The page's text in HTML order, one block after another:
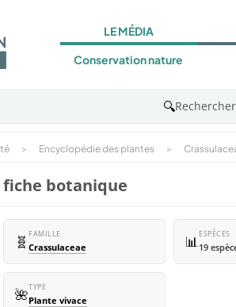
LE MÉDIA
Conservation nature
🔍
> Encyclopédie des plantes >
botanique
🧬 FAMILLE
Crassulaceae 📊 ESPÈCES
19
🌺TYPE
Plante vivace